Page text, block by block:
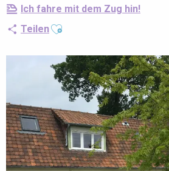
Ich fahre mit dem Zug hin!
TeilenAjouter aux favoris